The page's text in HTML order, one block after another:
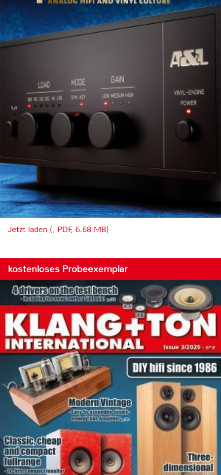
Jetzt laden (, PDF, 6.68 MB)
kostenloses Probeexemplar